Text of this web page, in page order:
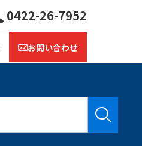
お問い合わせ
0422-26-7952